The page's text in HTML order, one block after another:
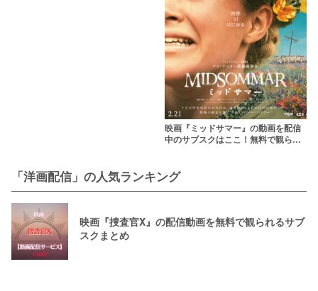
映画『ミッドサマー』の動画を配信
中のサブスクはここ！無料で観られ
「洋画配信」の人気ランキング
映画『捜査官X』の配信動画を無料で観られるサブ
スクまとめ